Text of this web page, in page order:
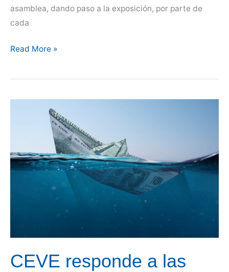
asamblea, dando paso a la exposición, por parte de
cada
Un
más,
presencial
Read More »
CEVE responde a las